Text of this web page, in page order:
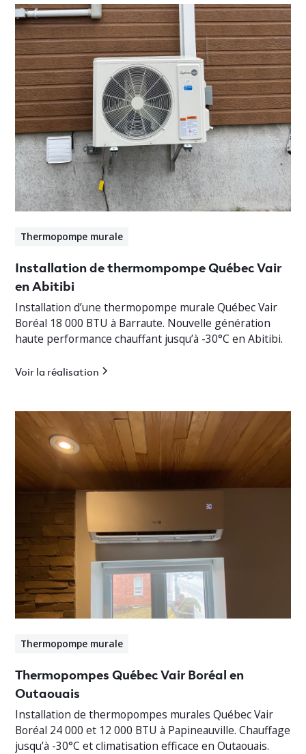
Thermopompe murale
Installation de thermompompe Québec Vair
en Abitibi
Installation d’une thermopompe murale Québec Vair
Boréal 18 000 BTU à Barraute. Nouvelle génération
haute performance chauffant jusqu’à -30°C en Abitibi.
Voir la réalisation
Thermopompe murale
Thermopompes Québec Vair Boréal en
Outaouais
Installation de thermopompes murales Québec Vair
Boréal 24 000 et 12 000 BTU à Papineauville. Chauffage
jusqu’à -30°C et climatisation efficace en Outaouais.